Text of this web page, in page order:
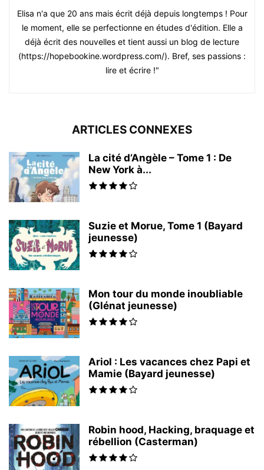
Elisa n'a que 20 ans mais écrit déjà depuis longtemps ! Pour
le moment, elle se perfectionne en études d'édition. Elle a
déjà écrit des nouvelles et tient aussi un blog de lecture
(https://hopebookine.wordpress.com/). Bref, ses passions :
lire et écrire !"
ARTICLES CONNEXES
La cité d’Angèle – Tome 1 : De
New York à...
Suzie et Morue, Tome 1 (Bayard
jeunesse)
Mon tour du monde inoubliable
(Glénat jeunesse)
Ariol : Les vacances chez Papi et
Mamie (Bayard jeunesse)
Robin hood, Hacking, braquage et
rébellion (Casterman)